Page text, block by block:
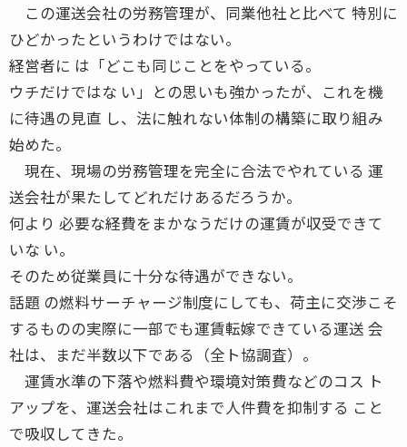
この運送会社の労務管理が、同業他社と比べて 特別に
ひどかったというわけではない。
経営者に は「どこも同じことをやっている。
ウチだけではな い」との思いも強かったが、これを機
に待遇の見直 し、法に触れない体制の構築に取り組み
始めた。
現在、現場の労務管理を完全に合法でやれている 運
送会社が果たしてどれだけあるだろうか。
何より 必要な経費をまかなうだけの運賃が収受できて
いな い。
そのため従業員に十分な待遇ができない。
話題 の燃料サーチャージ制度にしても、荷主に交渉こそ
するものの実際に一部でも運賃転嫁できている運送 会
社は、まだ半数以下である（全ト協調査）。
運賃水準の下落や燃料費や環境対策費などのコス ト
アップを、運送会社はこれまで人件費を抑制する こと
で吸収してきた。